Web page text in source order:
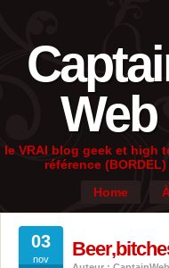
Web
le VRAI blog geek et high
référence (BORDEL)
Home
03
nov